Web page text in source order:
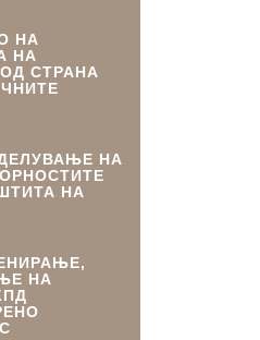
НА
НА
СТРАНА
НА
НА
НА